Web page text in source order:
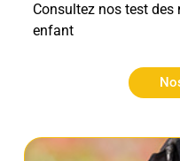
Consultez nos test des
enfant